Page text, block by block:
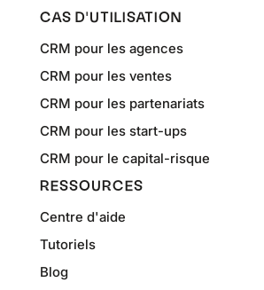
CAS D'UTILISATION
CRM pour les agences
CRM pour les ventes
CRM pour les partenariats
CRM pour les start-ups
CRM pour le capital-risque
RESSOURCES
Centre d'aide
Tutoriels
Blog